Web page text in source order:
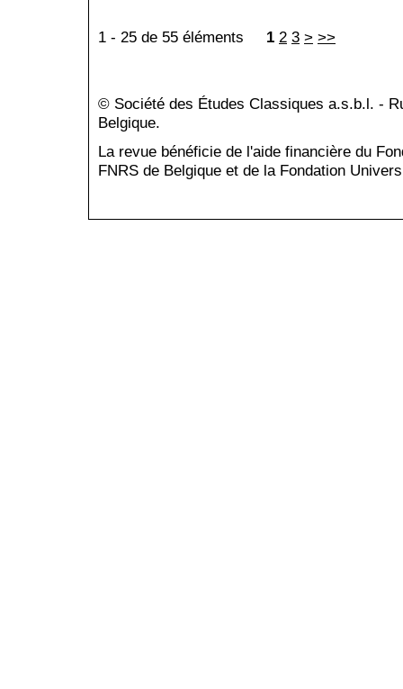
1 - 25 de 55 éléments 1 2 3 > >>
© Société des Études Classiques a.s.b.l. -
Belgique.
La revue bénéficie de l'aide financière du
FNRS de Belgique et de la Fondation